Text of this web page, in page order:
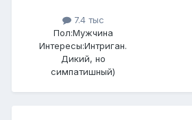
7.4 тыс
Пол:Мужчина
Интересы:Интриган.
Дикий, но
симпатишный)